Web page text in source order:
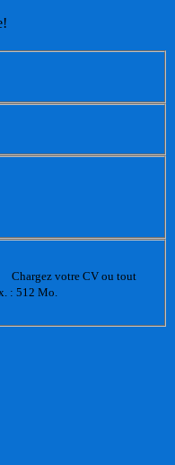
Chargez votre CV ou tout
: 512 Mo.